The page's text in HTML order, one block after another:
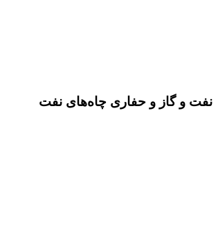
نفت و گاز و حفاری چاه‌های نفت